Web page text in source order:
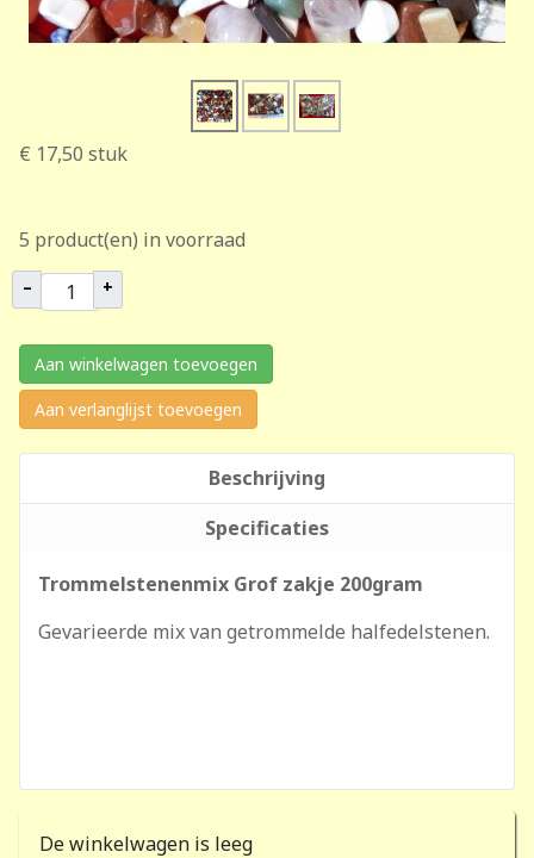
€ 17,50 stuk
5 product(en) in voorraad
– +
Aan winkelwagen toevoegen
Aan verlanglijst toevoegen
Beschrijving
Specificaties
Trommelstenenmix Grof zakje 200gram
Gevarieerde mix van getrommelde halfedelstenen.
De winkelwagen is leeg